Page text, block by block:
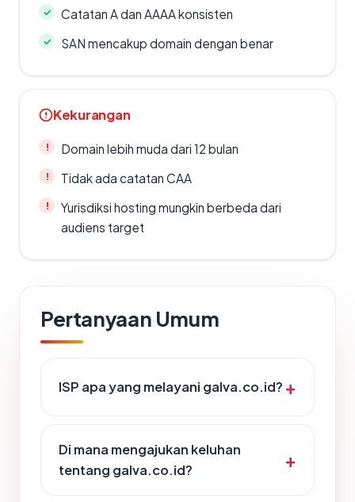
Catatan A dan AAAA konsisten
SAN mencakup domain dengan benar
Kekurangan
Domain lebih muda dari 12 bulan
Tidak ada catatan CAA
Yurisdiksi hosting mungkin berbeda dari
audiens target
Pertanyaan Umum
ISP apa yang melayani galva.co.id?
Di mana mengajukan keluhan
tentang galva.co.id?